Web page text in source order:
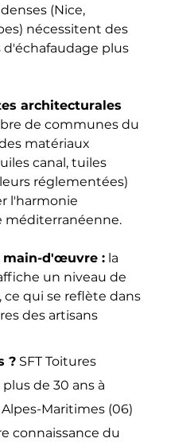
(Nice,
nécessitent des
plus
architecturales
de communes du
matériaux
canal, tuiles
réglementées)
l'harmonie
méditerranéenne.
main-d'œuvre : la
un niveau de
ce qui se reflète dans
des artisans
? SFT Toitures
de 30 ans à
Maritimes (06)
connaissance du